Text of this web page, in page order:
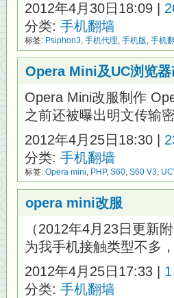
2012年4月30日18:09 |
分类: 手机翻墙
标签: Psiphon3, 手机代理, 手机版, 手机
Opera Mini及UC浏览器
Opera Mini改服制作
之前还被曝出明文传输
2012年4月25日18:30 |
分类: 手机翻墙
标签: Opera mini, PHP, S60, S60 V3,
opera mini改服
（2012年4月23日更新
为我手机接触类型不多
2012年4月25日17:33 |
分类: 手机翻墙